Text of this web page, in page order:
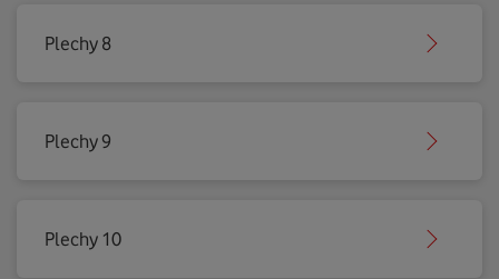
Plechy 8
Plechy 9
Plechy 10